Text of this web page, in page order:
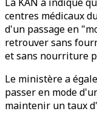
centres médicaux
d'un passage en
retrouver sans
et sans nourriture
Le ministère a
passer en mode
maintenir un taux